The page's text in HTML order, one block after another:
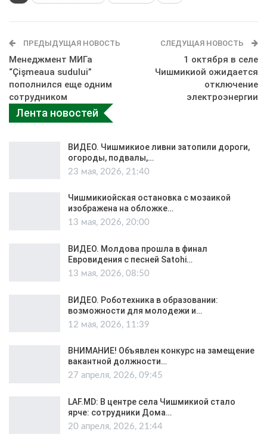
ПРЕДЫДУЩАЯ НОВОСТЬ
Менеджмент МИГа
“Çişmeaua sudului”
пополнился еще одним
сотрудником
СЛЕДУЩАЯ НОВОСТЬ
1 октября в селе
Чишмикиой ожидается
отключение
электроэнергии
Лента новостей
ВИДЕО. Чишмикиое ливни затопили дороги,
огороды, подвалы,…
23 мая, 2026, 21:40
Чишмикиойская остановка с мозаикой
изображена на обложке…
13 мая, 2026, 20:00
ВИДЕО. Молдова прошла в финал
Евровидения с песней Satohi…
13 мая, 2026, 08:50
ВИДЕО. Роботехника в образовании:
возможности для молодежи и…
12 мая, 2026, 11:39
ВНИМАНИЕ! Объявлен конкурс на замещение
вакантной должности…
27 апреля, 2026, 09:45
LAF.MD: В центре села Чишмикиой стало
ярче: сотрудники Дома…
20 апреля, 2026, 21:44